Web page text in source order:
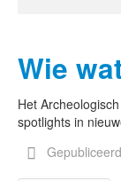
Wie
Het
spotlights in